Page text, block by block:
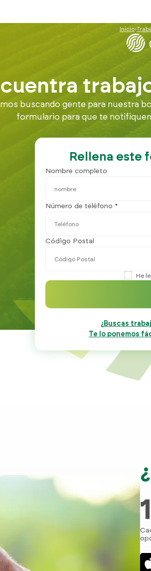
Inicio
buscando gente para nuestra
formulario para que te
Rellena este
Nombre completo
Número de teléfono *
Código Postal
He
¿Buscas
Te lo ponemos
1